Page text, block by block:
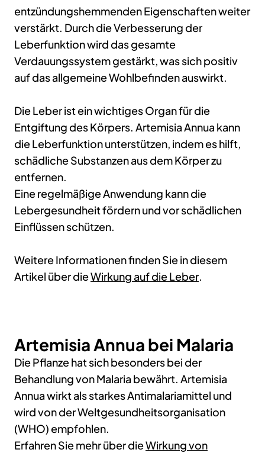
entzündungshemmenden Eigenschaften weiter
verstärkt. Durch die Verbesserung der
Leberfunktion wird das gesamte
Verdauungssystem gestärkt, was sich positiv
auf das allgemeine Wohlbefinden auswirkt.
Die Leber ist ein wichtiges Organ für die
Entgiftung des Körpers. Artemisia Annua kann
die Leberfunktion unterstützen, indem es hilft,
schädliche Substanzen aus dem Körper zu
entfernen.
Eine regelmäßige Anwendung kann die
Lebergesundheit fördern und vor schädlichen
Einflüssen schützen.
Weitere Informationen finden Sie in diesem
Artikel über dieWirkung auf die Leber.
Artemisia Annua bei Malaria
Die Pflanze hat sich besonders bei der
Behandlung von Malaria bewährt. Artemisia
Annua wirkt als starkes Antimalariamittel und
wird von der Weltgesundheitsorganisation
(WHO) empfohlen.
Erfahren Sie mehr über dieWirkung von